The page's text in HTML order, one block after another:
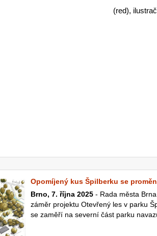
(red),
Opomíjený kus Špilberku se
Brno, 7. října 2025 - Rada města
záměr projektu Otevřený les v parku
se zaměří na severní část parku